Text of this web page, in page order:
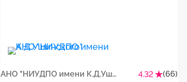
АНО "НИУДПО имени К.Д.Ушинского" 4.32
(66)